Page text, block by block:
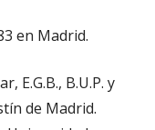
en Madrid.
E.G.B., B.U.P. y
de Madrid.